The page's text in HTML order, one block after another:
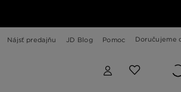
Nájsť predajňu JD Blog Pomoc Doručujeme